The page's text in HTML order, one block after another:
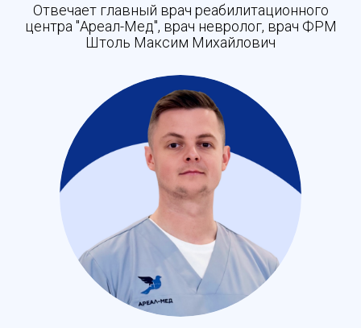
Отвечает главный врач реабилитационного
центра "Ареал-Мед", врач невролог, врач ФРМ
Штоль Максим Михайлович